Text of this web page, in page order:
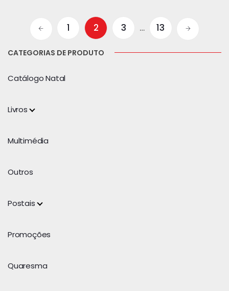
1 2 3 … 13
CATEGORIAS DE PRODUTO
Catálogo Natal
Livros
Multimédia
Outros
Postais
Promoções
Quaresma